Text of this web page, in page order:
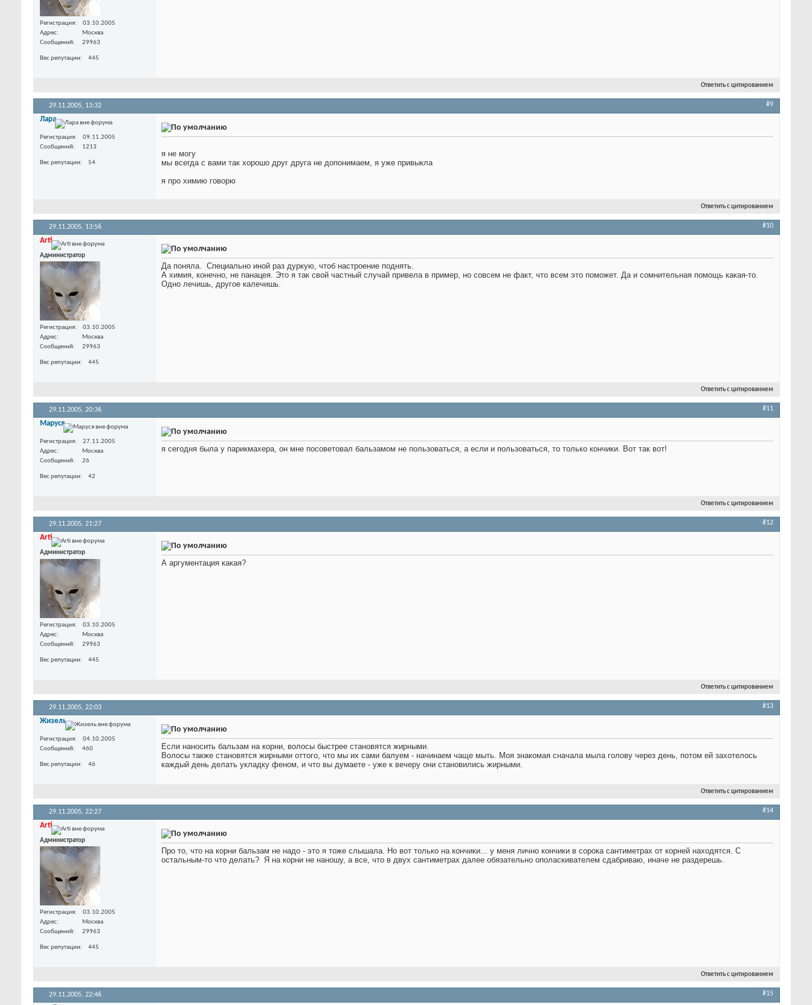
Регистрация
03.10.2005
Адрес
Москва
Сообщений
29963
Вес репутации 445
Ответить с цитированием
29.11.2005, 13:32 #9
Лара
Регистрация
09.11.2005
Сообщений
1213
Вес репутации 54
я не могу
мы всегда с вами так хорошо друг друга не допонимаем, я уже привыкла
я про химию говорю
Ответить с цитированием
29.11.2005, 13:56 #10
Arti
Администратор
Регистрация
03.10.2005
Адрес
Москва
Сообщений
29963
Вес репутации 445
Да поняла. Специально иной раз дуркую, чтоб настроение поднять.
А химия, конечно, не панацея. Это я так свой частный случай привела в пример, но совсем не факт, что всем это поможет. Да и сомнительная помощь какая-то.
Одно лечишь, другое калечишь.
Ответить с цитированием
29.11.2005, 20:36 #11
Маруся
Регистрация
27.11.2005
Адрес
Москва
Сообщений
26
Вес репутации 42
я сегодня была у парикмахера, он мне посоветовал бальзамом не пользоваться, а если и пользоваться, то только кончики. Вот так вот!
Ответить с цитированием
29.11.2005, 21:27 #12
Arti
Администратор
Регистрация
03.10.2005
Адрес
Москва
Сообщений
29963
Вес репутации 445
А аргументация какая?
Ответить с цитированием
29.11.2005, 22:03 #13
Жизель
Регистрация
04.10.2005
Сообщений
460
Вес репутации 46
Если наносить бальзам на корни, волосы быстрее становятся жирными.
Волосы также становятся жирными оттого, что мы их сами балуем - начинаем чаще мыть. Моя знакомая сначала мыла голову через день, потом ей захотелось
каждый день делать укладку феном, и что вы думаете - уже к вечеру они становились жирными.
Ответить с цитированием
29.11.2005, 22:27 #14
Arti
Администратор
Регистрация
03.10.2005
Адрес
Москва
Сообщений
29963
Вес репутации 445
Про то, что на корни бальзам не надо - это я тоже слышала. Но вот только на кончики... у меня лично кончики в сорока сантиметрах от корней находятся. С
остальным-то что делать? Я на корни не наношу, а все, что в двух сантиметрах далее обязательно ополаскивателем сдабриваю, иначе не раздерешь.
Ответить с цитированием
29.11.2005, 22:46 #15